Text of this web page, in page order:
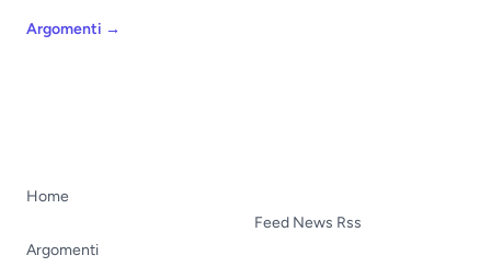
Argomenti →
Home
Argomenti
Feed News Rss